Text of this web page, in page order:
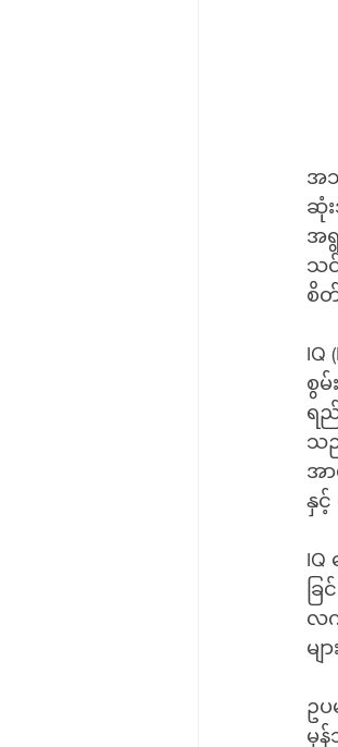
အ
ဆုံ
အ
သ
စိ
IQ
စွမ်
ရ
သ
အာ
နှ
IQ
ခ
လ
မျ
ဥပ
မှ